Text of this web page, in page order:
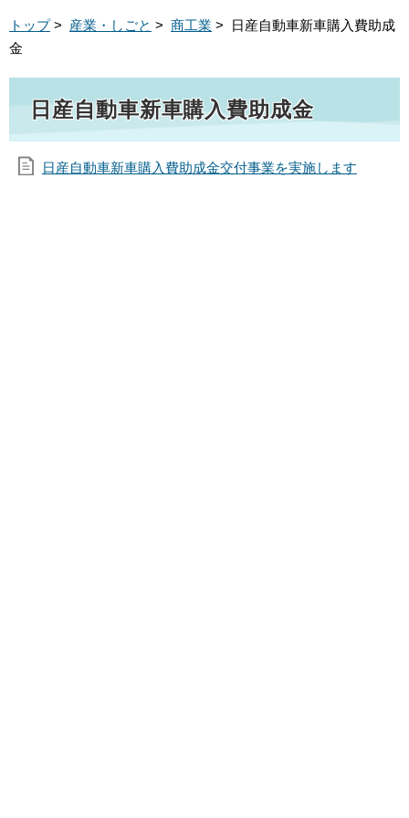
トップ> 産業・しごと > 商工業 > 日産自動車新車購入費助成
金
日産自動車新車購入費助成金
日産自動車新車購入費助成金交付事業を実施します